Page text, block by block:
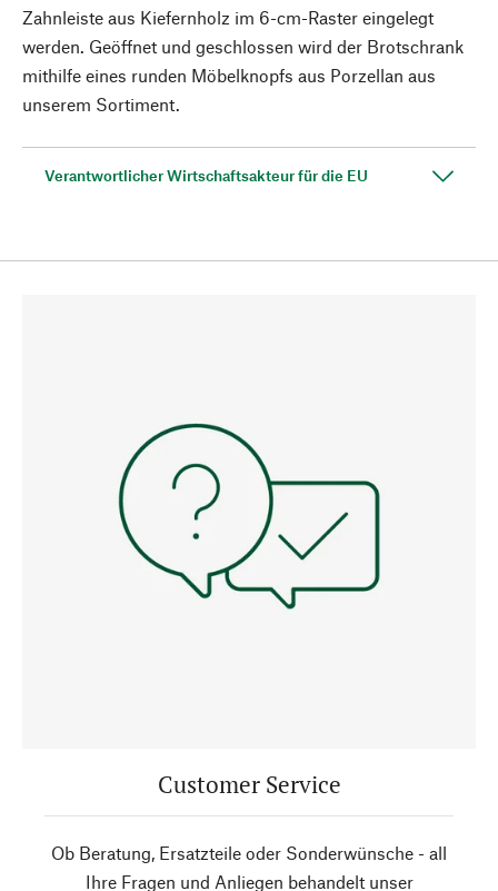
Zahnleiste aus Kiefernholz im 6-cm-Raster eingelegt
werden. Geöffnet und geschlossen wird der Brotschrank
mithilfe eines runden Möbelknopfs aus Porzellan aus
unserem Sortiment.
Verantwortlicher Wirtschaftsakteur für die EU
Customer Service
Ob Beratung, Ersatzteile oder Sonderwünsche - all
Ihre Fragen und Anliegen behandelt unser